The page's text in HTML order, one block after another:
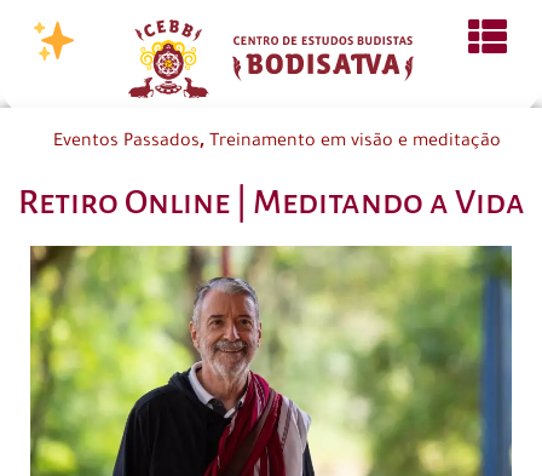
Eventos Passados, Treinamento em visão e meditação
Retiro Online | Meditando a Vida